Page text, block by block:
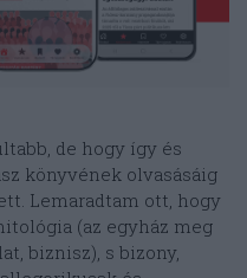
de hogy így és
könyvének olvasásáig
Lemaradtam ott, hogy
(az egyház meg
biznisz), s bizony,